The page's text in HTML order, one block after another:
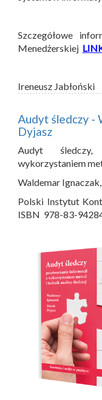
Szczegółowe
Menedżerskiej
Ireneusz Jabłoński
Audyt śledczy -
Dyjasz
Audyt
wykorzystaniem
Waldemar
Polski Instytut
ISBN 978-83-